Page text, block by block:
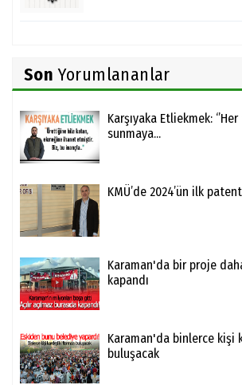
Son Yorumlananlar
Karşıyaka Etliekmek:
sunmaya...
KMÜ’de 2024’ün ilk
Karaman'da bir proje
kapandı
Karaman'da binlerce kişi
buluşacak